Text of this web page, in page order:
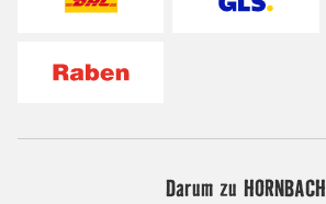
Darum zu HORNBACH